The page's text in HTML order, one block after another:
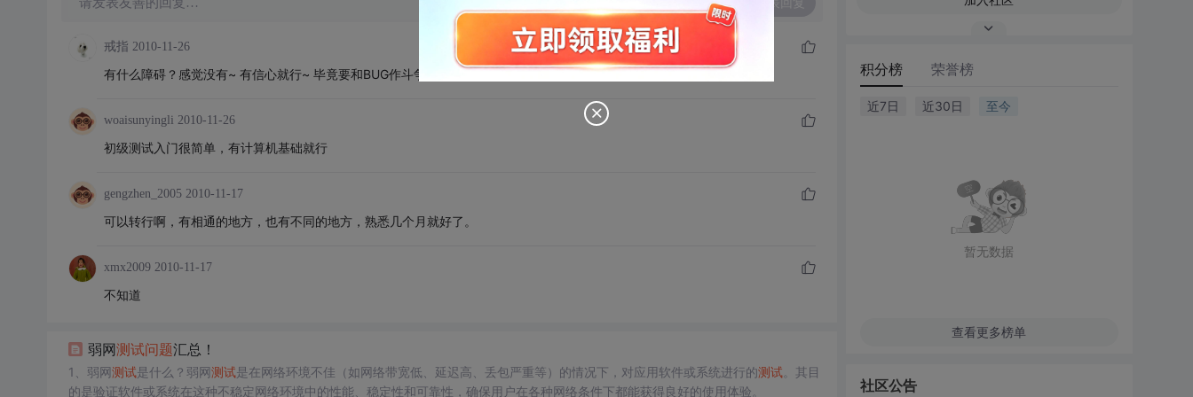
戒指 2010-11-26
有什么障碍？感觉没有~ 有信心就行~ 毕竟要和BUG作斗争~
woaisunyingli 2010-11-26
初级测试入门很简单，有计算机基础就行
gengzhen_2005 2010-11-17
可以转行啊，有相通的地方，也有不同的地方，熟悉几个月就好了。
xmx2009 2010-11-17
不知道
弱网测试问题汇总！
1、弱网测试是什么？弱网测试是在网络环境不佳（如网络带宽低、延迟高、丢包严重等）的情况下，对应用软件或系统进行的测试 。其目
的是验证软件或系统在这种不稳定网络环境中的性能、稳定性和可靠性，确保用户在各种网络条件下都能获得良好的使用体验。
积分榜 荣誉榜
近7日 近30日 至今
暂无数据
查看更多榜单
社区公告